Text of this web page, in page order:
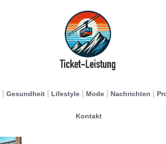
Gesundheit Lifestyle Mode Nachrichten
Kontakt